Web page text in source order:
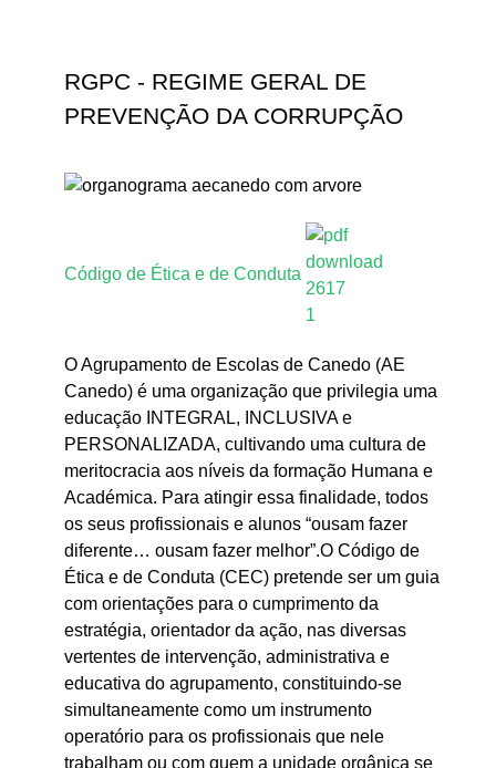
RGPC - REGIME GERAL DE
PREVENÇÃO DA CORRUPÇÃO
Código de Ética e de Conduta
O Agrupamento de Escolas de Canedo (AE
Canedo) é uma organização que privilegia uma
educação INTEGRAL, INCLUSIVA e
PERSONALIZADA, cultivando uma cultura de
meritocracia aos níveis da formação Humana e
Académica. Para atingir essa finalidade, todos
os seus profissionais e alunos “ousam fazer
diferente… ousam fazer melhor”.O Código de
Ética e de Conduta (CEC) pretende ser um guia
com orientações para o cumprimento da
estratégia, orientador da ação, nas diversas
vertentes de intervenção, administrativa e
educativa do agrupamento, constituindo-se
simultaneamente como um instrumento
operatório para os profissionais que nele
trabalham ou com quem a unidade orgânica se